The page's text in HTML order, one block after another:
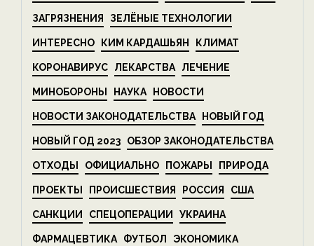
ЗАГРЯЗНЕНИЯ ЗЕЛЁНЫЕ ТЕХНОЛОГИИ
ИНТЕРЕСНО КИМ КАРДАШЬЯН КЛИМАТ
КОРОНАВИРУС ЛЕКАРСТВА ЛЕЧЕНИЕ
МИНОБОРОНЫ НАУКА НОВОСТИ
НОВОСТИ ЗАКОНОДАТЕЛЬСТВА НОВЫЙ ГОД
НОВЫЙ ГОД 2023 ОБЗОР ЗАКОНОДАТЕЛЬСТВА
ОТХОДЫ ОФИЦИАЛЬНО ПОЖАРЫ ПРИРОДА
ПРОЕКТЫ ПРОИСШЕСТВИЯ РОССИЯ США
САНКЦИИ СПЕЦОПЕРАЦИИ УКРАИНА
ФАРМАЦЕВТИКА ФУТБОЛ ЭКОНОМИКА